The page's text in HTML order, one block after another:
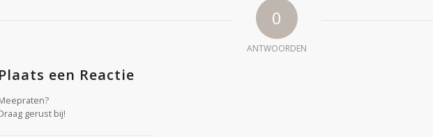
0
ANTWOORDEN
Plaats een Reactie
gerust bij!